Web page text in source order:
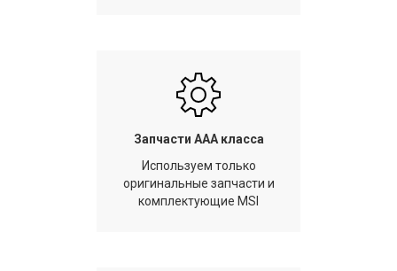
Запчасти AAA класса
Используем только
оригинальные запчасти и
комплектующие MSI